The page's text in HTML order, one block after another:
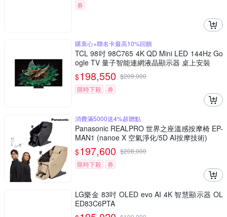
券
購衷心+聯名卡最高10%回饋
TCL 98吋 98C765 4K QD Mini LED 144Hz Go
ogle TV 量子智能連網液晶顯示器 桌上安裝
$198,550 $209,000
限時下殺
券
消費滿5000送4%超贈點
Panasonic REALPRO 世界之座溫感按摩椅 EP-
MAN1 (nanoe X 空氣淨化/5D AI按摩技術)
$197,600 $208,000
限時下殺
券
LG樂金 83吋 OLED evo AI 4K 智慧顯示器 OL
ED83C6PTA